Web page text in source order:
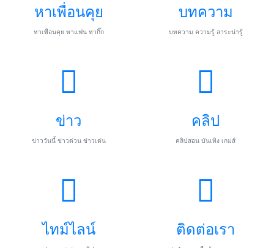
หาเพื่อนคุย
หาเพื่อนคุย หาแฟน หากิ๊ก
บทความ
บทความ ความรู้ สาระน่ารู้
ข่าว
ข่าววันนี้ ข่าวด่วน ข่าวเด่น
คลิป
คลิปสอน บันเทิง เกมส์
ไทม์ไลน์ ติดต่อเรา